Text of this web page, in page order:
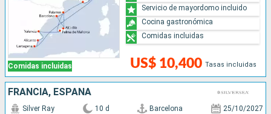
Comidas incluidas US$ 10,400 Tasas incluidas
Servicio de mayordomo incluido
Cocina gastronómica
Comidas incluidas
FRANCIA, ESPAÑA
Silver Ray 10 d Barcelona 25/10/2027